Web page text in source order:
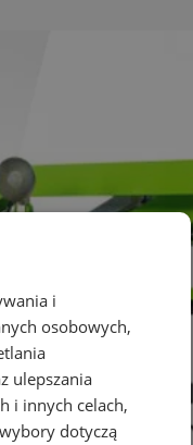
i
osobowych,
ulepszania
i innych celach,
dotyczą